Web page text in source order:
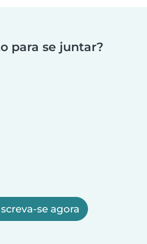
para se juntar?
se agora